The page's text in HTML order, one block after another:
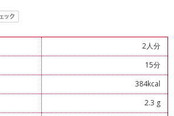
2人分
15分
384kcal
2.3 g